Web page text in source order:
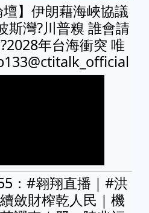
】伊朗藉海峽協議
斯灣?川普糗 誰會請
年台海衝突 唯
：#翱翔直播｜#洪
斂財榨乾人民｜機